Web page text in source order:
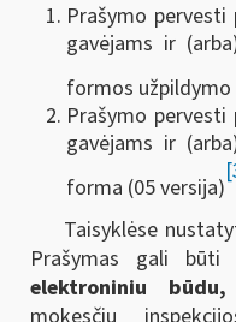
Prašymo
gavėjams ir
formos
Prašymo
gavėjams ir
forma (05 versija)
Taisyklėse
Prašymas gali būti
elektroniniu būdu,
mokesčių